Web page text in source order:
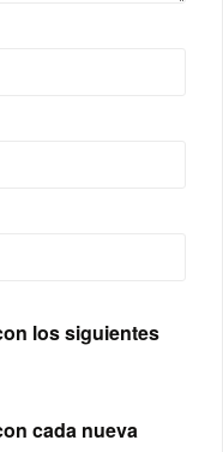
los siguientes
cada nueva